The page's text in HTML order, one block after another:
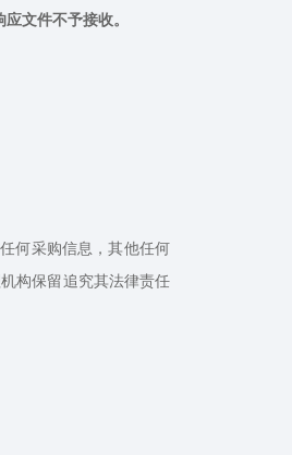
文件不予接收。
何采购信息，其他任何
构保留追究其法律责任